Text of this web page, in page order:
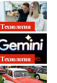
Технологии
Технологии